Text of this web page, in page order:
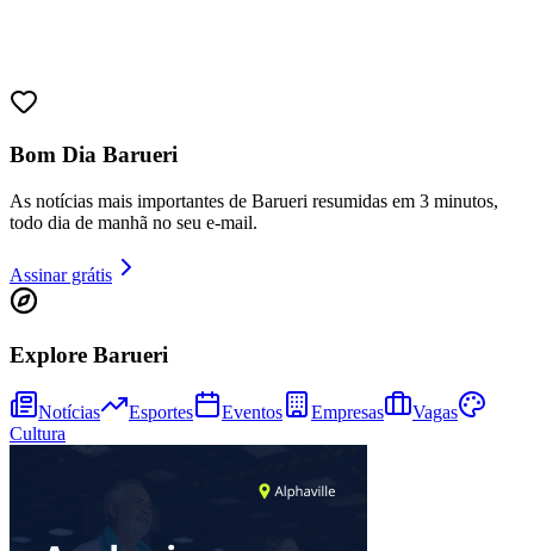
Goiás
Bom Dia Barueri
As notícias mais importantes de Barueri resumidas em 3 minutos,
todo dia de manhã no seu e-mail.
Assinar grátis
Explore Barueri
Notícias Esportes Eventos Empresas
Vagas
Cultura